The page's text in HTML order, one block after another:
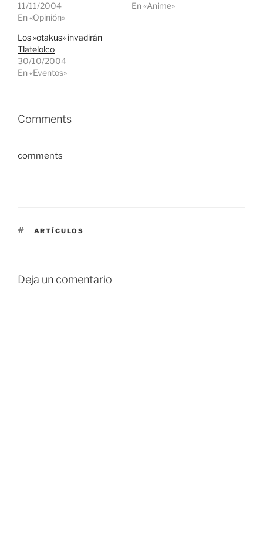
11/11/2004
En «Opinión»
En «Anime»
Los »otakus» invadirán
Tlatelolco
30/10/2004
En «Eventos»
Comments
comments
ETIQUETAS
ARTÍCULOS
Deja un comentario